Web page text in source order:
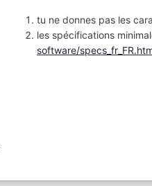
tu ne donnes pas les
les spécifications
software/